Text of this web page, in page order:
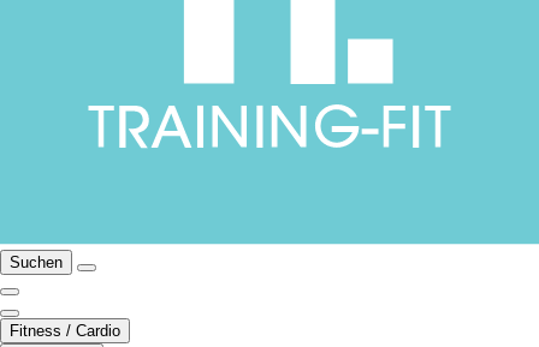
Suchen
Fitness / Cardio